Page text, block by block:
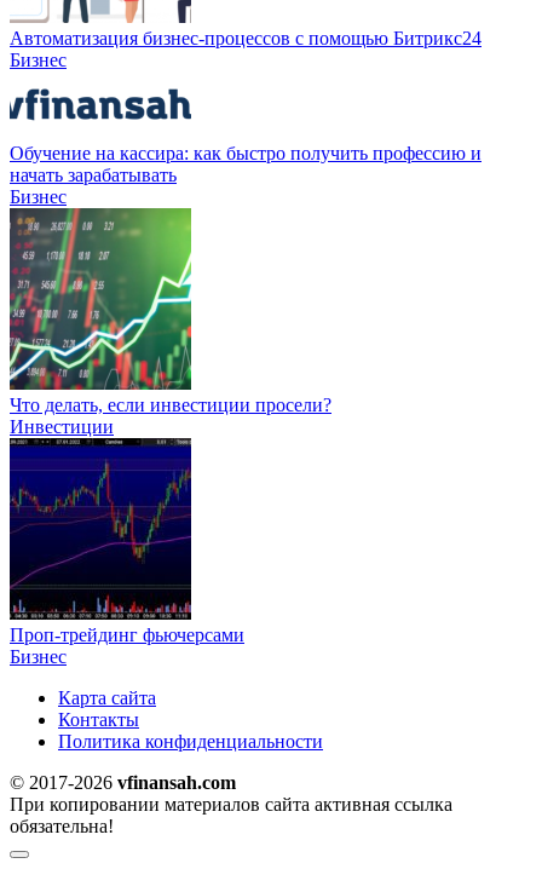
Автоматизация бизнес-процессов с помощью Битрикс24
Бизнес
Обучение на кассира: как быстро получить профессию и
начать зарабатывать
Бизнес
Что делать, если инвестиции просели?
Инвестиции
Проп-трейдинг фьючерсами
Бизнес
Карта сайта
Контакты
Политика конфиденциальности
© 2017-2026 vfinansah.com
При копировании материалов сайта активная ссылка
обязательна!